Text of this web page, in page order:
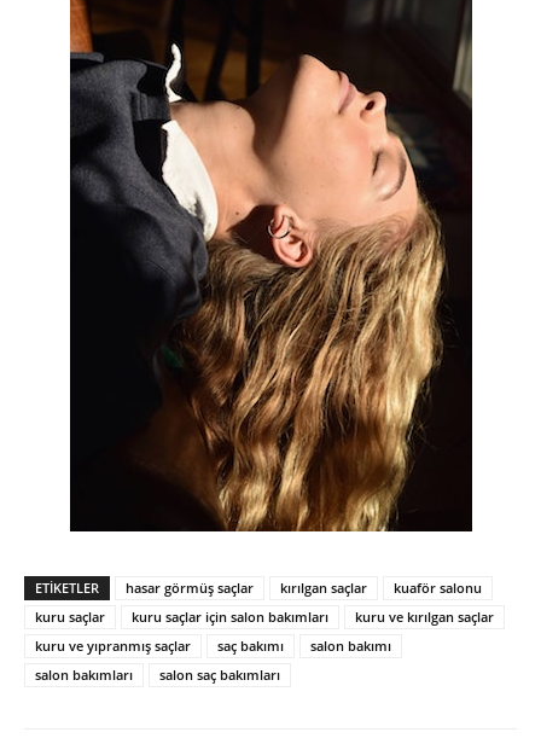
ETIKETLER hasar görmüş saçlar kırılgan saçlar
kuaför salonu
kuru saçlar
kuru saçlar için salon bakımları
kuru ve kırılgan saçlar
kuru ve yıpranmış saçlar
saç bakımı
salon bakımı
salon bakımları
salon saç bakımları